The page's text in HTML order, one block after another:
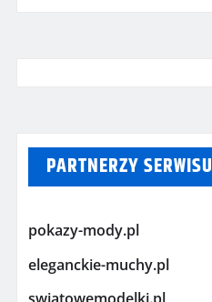
PARTNERZY SERWISU
pokazy-mody.pl
eleganckie-muchy.pl